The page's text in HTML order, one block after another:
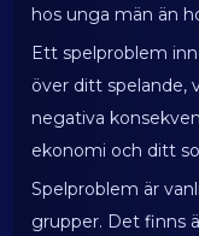
hos unga män än
Ett spelproblem
över ditt spelande,
negativa
ekonomi och ditt
Spelproblem är
grupper. Det finns